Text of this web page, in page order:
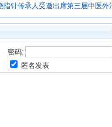
指针传承人受邀出席第三届中医外
密码:
匿名发表